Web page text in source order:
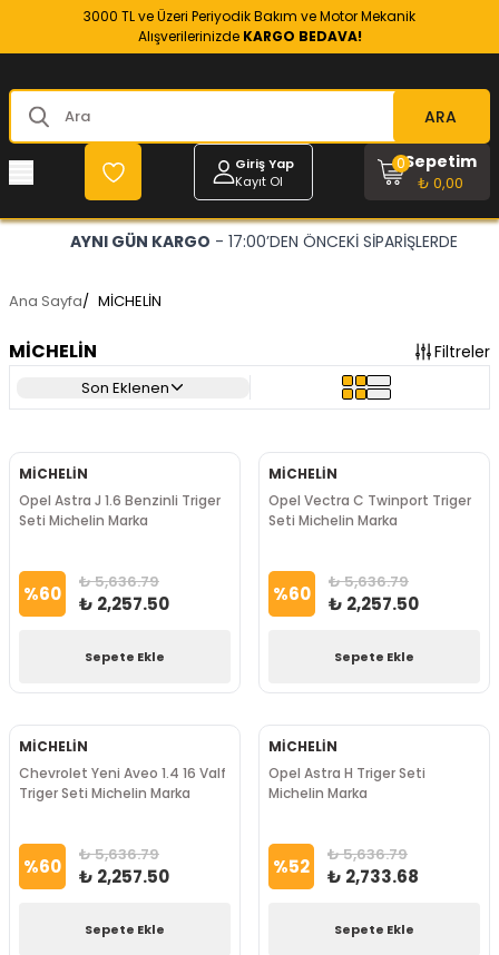
3000 TL ve Üzeri Periyodik Bakım ve Motor Mekanik
Alışverilerinizde KARGO BEDAVA!
ARA
Giriş Yap
Kayıt Ol
Sepetim
₺ 0,00
0
AYNI GÜN KARGO - 17:00’DEN ÖNCEKİ SİPARİŞLERDE
Ana Sayfa/ MİCHELİN
MİCHELİN Filtreler
Son Eklenen
MİCHELİN
Opel Astra J 1.6 Benzinli Triger
Seti Michelin Marka
%60 ₺ 5,636.79
₺ 2,257.50
Sepete Ekle
MİCHELİN
Opel Vectra C Twinport Triger
Seti Michelin Marka
%60 ₺ 5,636.79
₺ 2,257.50
Sepete Ekle
MİCHELİN
Chevrolet Yeni Aveo 1.4 16 Valf
Triger Seti Michelin Marka
%60 ₺ 5,636.79
₺ 2,257.50
Sepete Ekle
MİCHELİN
Opel Astra H Triger Seti
Michelin Marka
%52 ₺ 5,636.79
₺ 2,733.68
Sepete Ekle